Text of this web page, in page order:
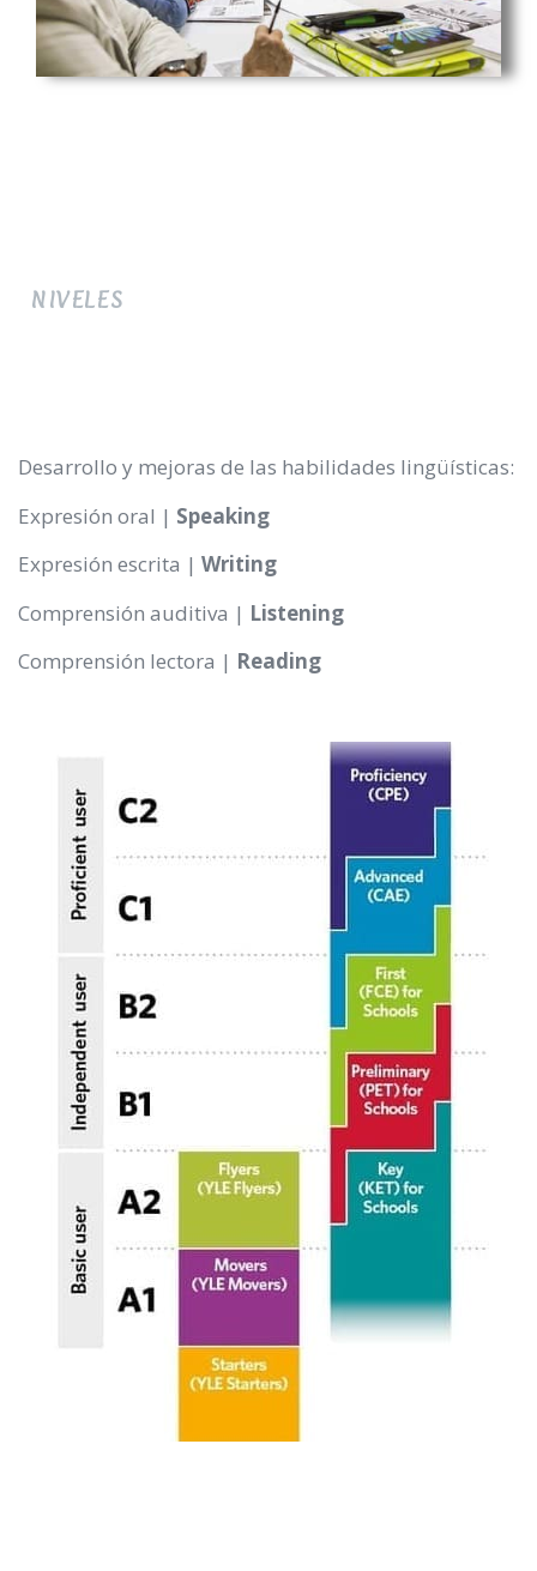
NIVELES
Desarrollo y mejoras de las habilidades lingüísticas:
Expresión oral | Speaking
Expresión escrita | Writing
Comprensión auditiva | Listening
Comprensión lectora | Reading